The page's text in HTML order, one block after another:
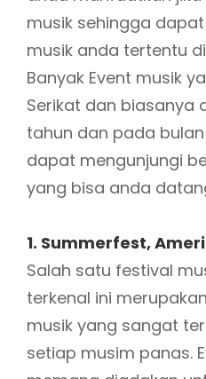
musik sehingga
musik anda tertentu
Banyak Event musik
Serikat dan biasanya
tahun dan pada
dapat mengunjungi
yang bisa anda
1. Summerfest,
Salah satu festival
terkenal ini
musik yang sangat
setiap musim panas.